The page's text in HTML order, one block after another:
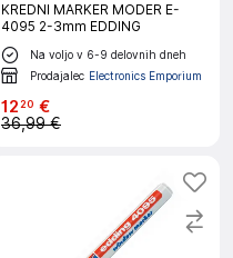
KREDNI MARKER MODER E-
4095 2-3mm EDDING
Na voljo v 6-9 delovnih dneh
Prodajalec Electronics Emporium
12 20 €
36,99 €